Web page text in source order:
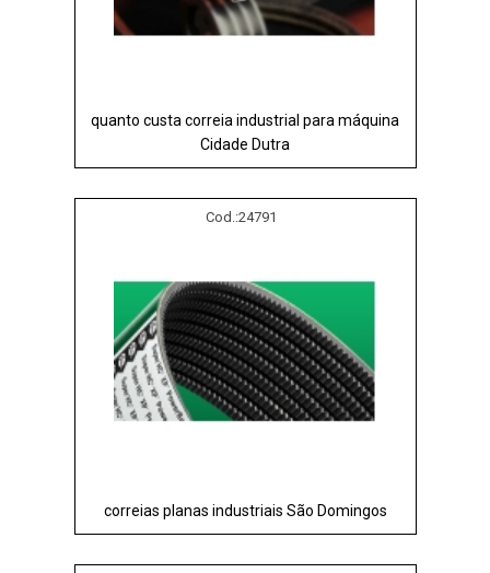
quanto custa correia industrial para máquina
Cidade Dutra
Cod.:24791
correias planas industriais São Domingos